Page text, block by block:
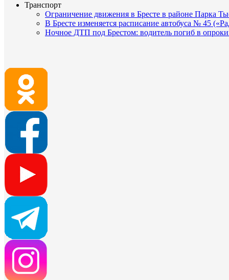
Транспорт
Ограничение движения в Бресте в районе Парка
В Бресте изменяется расписание автобуса № 45
Ночное ДТП под Брестом: водитель погиб в